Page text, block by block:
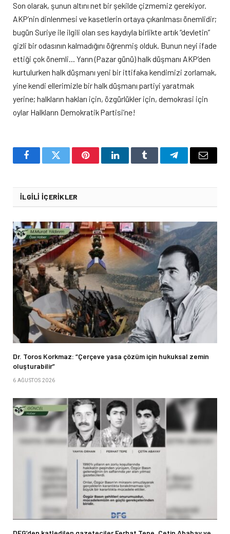
Son olarak, şunun altını net bir şekilde çizmemiz gerekiyor.
AKP’nin dinlenmesi ve kasetlerin ortaya çıkarılması önemlidir;
bugün Suriye ile ilgili olan ses kaydıyla birlikte artık “devletin”
gizli bir odasının kalmadığını öğrenmiş olduk. Bunun neyi ifade
ettiği çok önemli… Yarın (Pazar günü) halk düşmanı AKP’den
kurtulurken halk düşmanı yeni bir ittifaka kendimizi zorlamak,
yine kendi ellerimizle bir halk düşmanı partiyi yaratmak
yerine; halkların hakları için, özgürlükler için, demokrasi için
oylar Halkların Demokratik Partisi’ne!
FacebookTwitter PinterestLinkedInTumblr TelegramEmail
İLGILI İÇERIKLER
Dr. Toros Korkmaz: “Çerçeve yasa çözüm için hukuksal zemin
oluşturabilir”
6 AĞUSTOS 2026